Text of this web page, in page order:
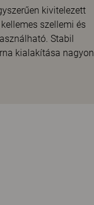
kivitelezett
szellemi és
Stabil
kialakítása nagyon